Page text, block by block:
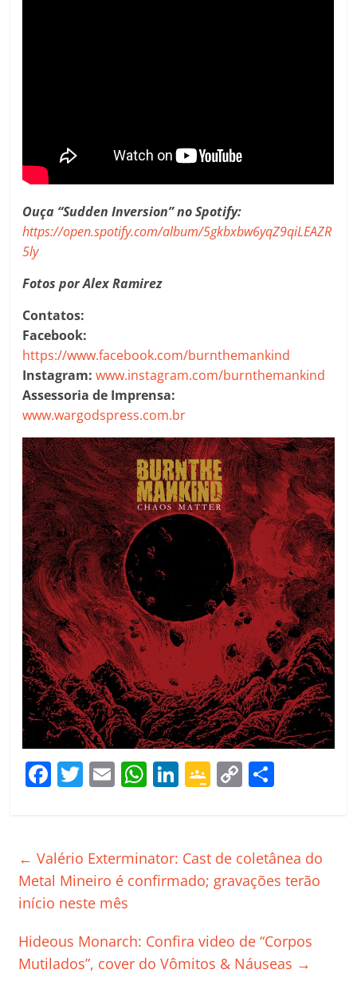
Ouça “Sudden Inversion” no Spotify:
https://open.spotify.com/album/5gkbxbw6yqZ9qiLEAZR
5ly
Fotos por Alex Ramirez
Contatos:
Facebook:
https://www.facebook.com/burnthemankind
Instagram:www.instagram.com/burnthemankind
Assessoria de Imprensa:
www.wargodspress.com.br
F
e
b
o
k
T
er
E
l
W
s
A
p
Li
e
dI
G
gl
e
a
ss
ro
C
y
Li
k
p
ar
ar
← Valério Exterminator: Cast de coletânea do
Metal Mineiro é confirmado; gravações terão
início neste mês
Hideous Monarch: Confira video de “Corpos
Mutilados”, cover do Vômitos & Náuseas →